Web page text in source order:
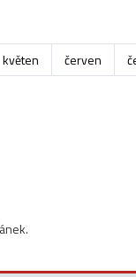
květen červen